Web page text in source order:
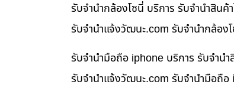
รับจำนำกล้องโซนี่ บริการ รับจำนำสิน
รับจํานําแจ้งวัฒนะ.com รับจำนำกล้อง
รับจำนำมือถือ iphone บริการ รับจำน
รับจํานําแจ้งวัฒนะ.com รับจำนำมือถือ